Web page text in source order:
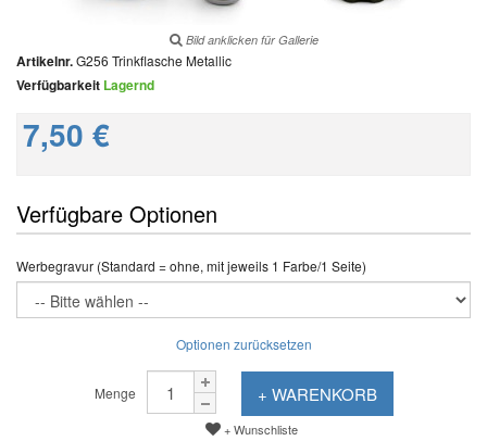
Bild anklicken für Gallerie
Artikelnr.G256 Trinkflasche Metallic
Verfügbarkeit Lagernd
7,50 €
Verfügbare Optionen
Werbegravur (Standard = ohne, mit jeweils 1 Farbe/1 Seite)
Optionen zurücksetzen
Menge + WARENKORB
+ Wunschliste